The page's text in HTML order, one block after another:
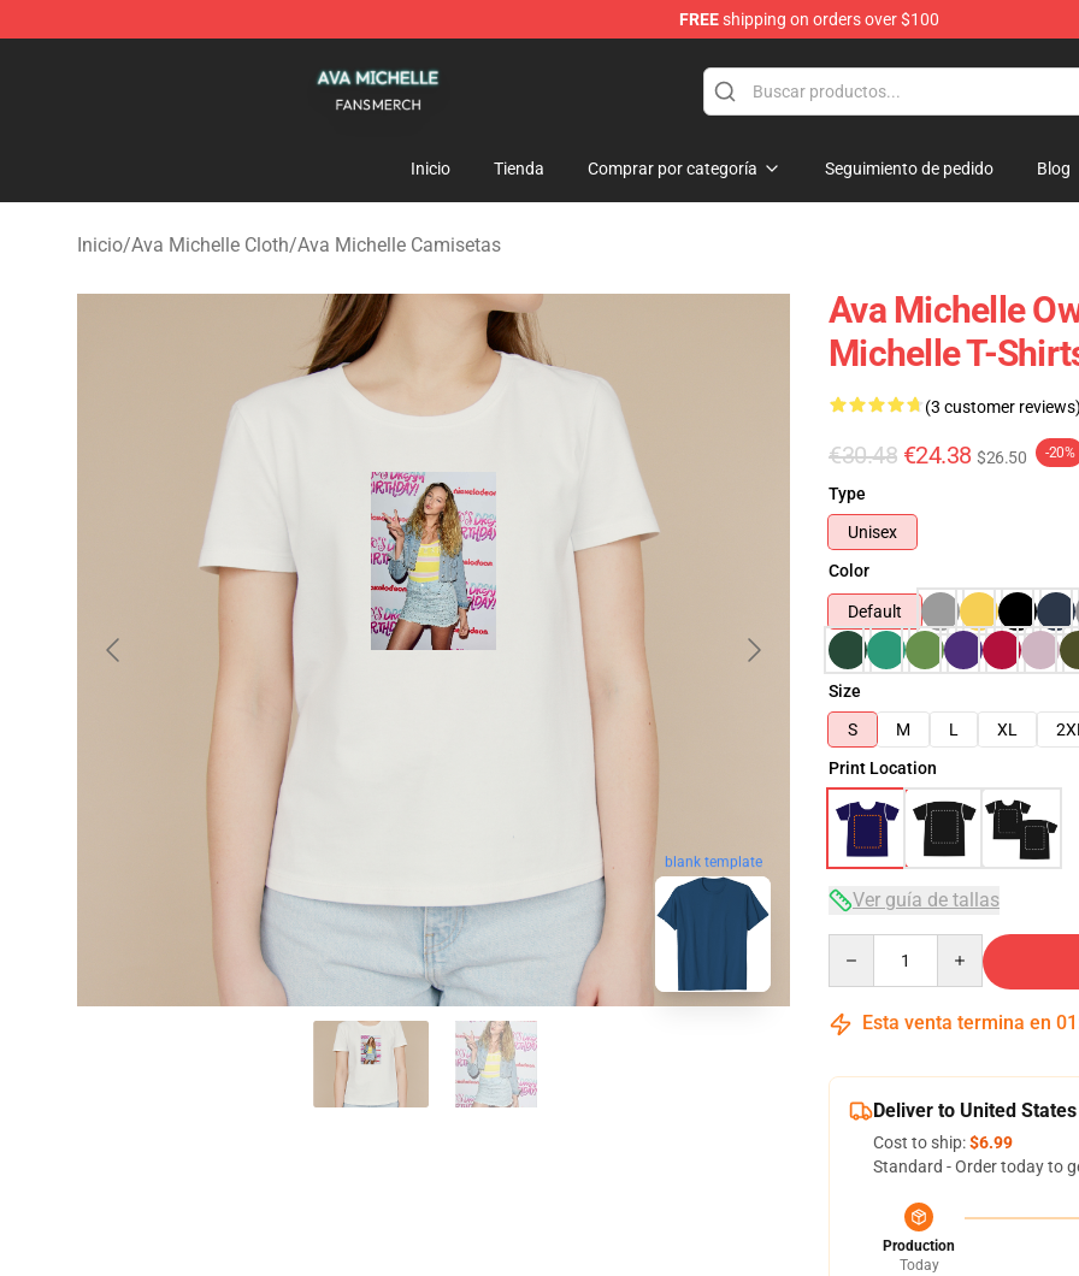
FREEshipping on orders over $100
Inicio Tienda Comprar por categoría Seguimiento de pedido Blog
Inicio/Ava Michelle Cloth/Ava Michelle Camisetas
blank template
Ava Michelle
Michelle T-
(3 customer reviews)
€30.48 €24.38 $26.50 -20%
Type
Unisex
Color
Default
Size
S
M L XL 2XL
Print Location
Ver guía de tallas
Esta venta termina en 01
Deliver to United States
Cost to ship:$6.99
Standard - Order today to
Production
Today